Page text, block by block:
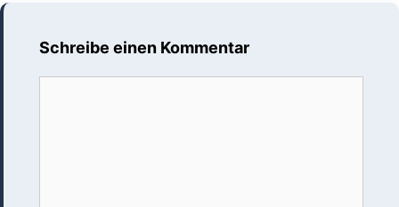
Schreibe einen Kommentar